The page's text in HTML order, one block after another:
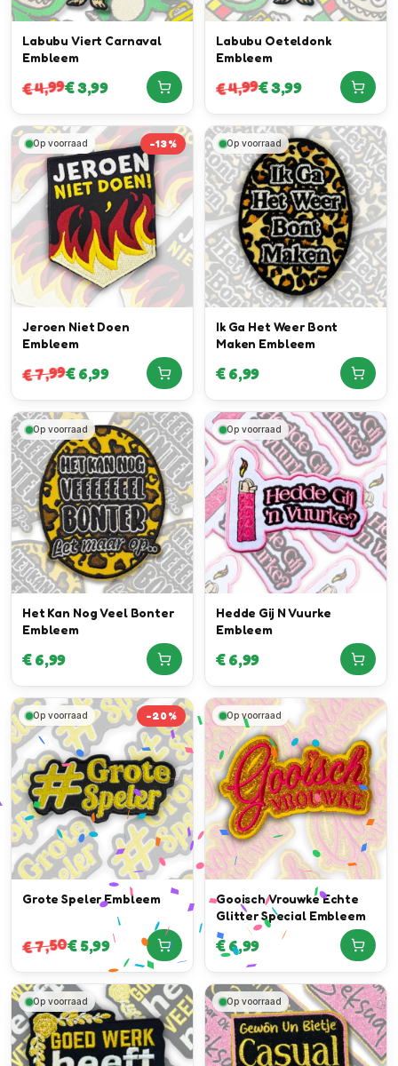
Labubu Viert Carnaval
Embleem
€4,99€3,99
Labubu Oeteldonk
Embleem
€4,99€3,99
Op voorraad -13%
Jeroen Niet Doen
Embleem
€7,99€6,99
Op voorraad
Ik Ga Het Weer Bont
Maken Embleem
€6,99
Op voorraad
Het Kan Nog Veel Bonter
Embleem
€6,99
Op voorraad
Hedde Gij N Vuurke
Embleem
€6,99
Op voorraad -20%
Grote Speler Embleem
€7,50€5,99
Op voorraad
Gooisch Vrouwke Echte
Glitter Special Embleem
€6,99
Op voorraad Op voorraad